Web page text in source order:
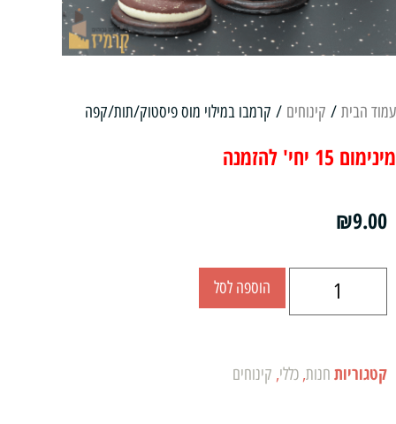
עמוד הבית / קינוחים / קרמבו במילוי מוס פיסטוק/תות/קפה
מינימום 15 יחי' להזמנה
₪9.00
הוספה לסל
קטגוריות חנות, כללי, קינוחים